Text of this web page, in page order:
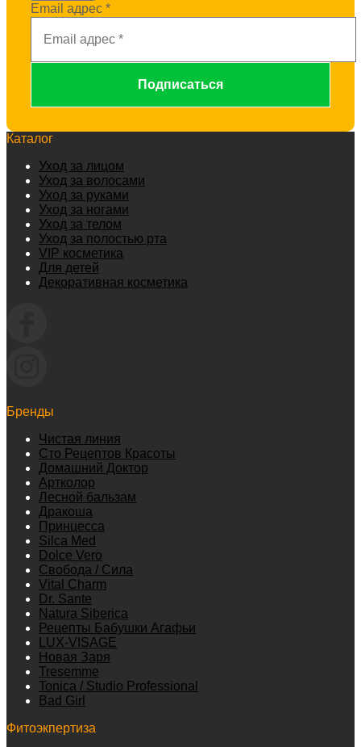
Email адрес *
Каталог
Уход за лицом
Уход за волосами
Уход за руками
Уход за ногами
Уход за телом
Уход за полостью рта
VIP косметика
Для детей
Декоративная косметика
Бренды
Чистая линия
Сто Рецептов Красоты
Домашний Доктор
Артколор
Лесной бальзам
Дракоша
Принцесса
Silca Med
Dolce Vero
Свобода / Сила
Vital Charm
Dr. Sante
Natura Siberica
Рецепты Бабушки Агафьи
LUX-VISAGE
Новая Заря
Tresemme
Tonica / Studio Professional
Bad Girl
Фитоэкпертиза